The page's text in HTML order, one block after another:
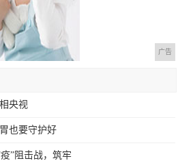
广告
央视
也要守护好
”阻击战，筑牢